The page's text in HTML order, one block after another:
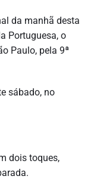
da manhã desta
Portuguesa, o
Paulo, pela 9ª
sábado, no
dois toques,